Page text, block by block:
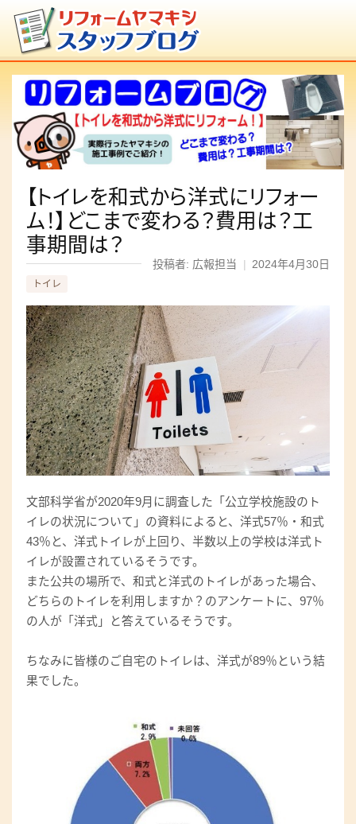
【トイレを和式から洋式にリフォー
ム！】どこまで変わる？費用は？工
事期間は？
投稿者: 広報担当 | 2024年4月30日
トイレ
文部科学省が2020年9月に調査した「公立学校施設のト
イレの状況について」の資料によると、洋式57％・和式
43％と、洋式トイレが上回り、半数以上の学校は洋式ト
イレが設置されているそうです。
また公共の場所で、和式と洋式のトイレがあった場合、
どちらのトイレを利用しますか？のアンケートに、97％
の人が「洋式」と答えているそうです。
ちなみに皆様のご自宅のトイレは、洋式が89％という結
果でした。